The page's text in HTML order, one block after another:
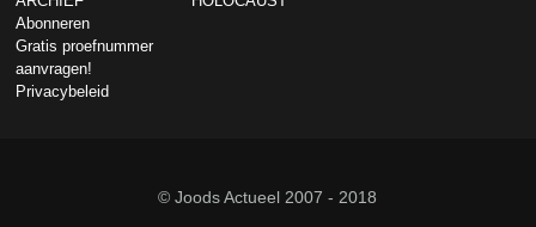
Abonneren
Gratis proefnummer
aanvragen!
Privacybeleid
© Joods Actueel 2007 - 2018